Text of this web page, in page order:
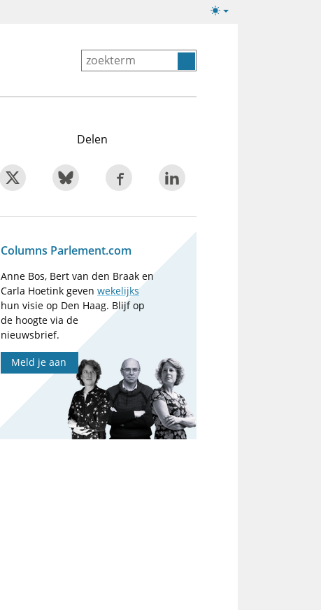
Lichte/donkere
Delen
Columns Parlement.com
Anne Bos, Bert van den Braak en
Carla Hoetink gevenwekelijks
hun visie op Den Haag. Blijf op
de hoogte via de
nieuwsbrief.
Meld je aan